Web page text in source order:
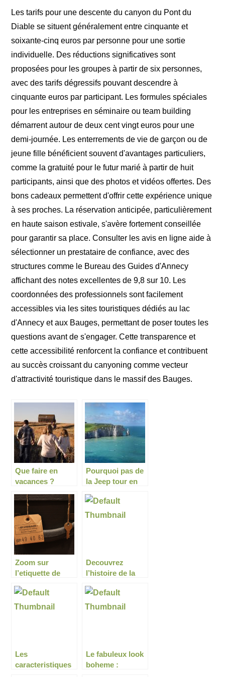
Les tarifs pour une descente du canyon du Pont du
Diable se situent généralement entre cinquante et
soixante-cinq euros par personne pour une sortie
individuelle. Des réductions significatives sont
proposées pour les groupes à partir de six personnes,
avec des tarifs dégressifs pouvant descendre à
cinquante euros par participant. Les formules spéciales
pour les entreprises en séminaire ou team building
démarrent autour de deux cent vingt euros pour une
demi-journée. Les enterrements de vie de garçon ou de
jeune fille bénéficient souvent d'avantages particuliers,
comme la gratuité pour le futur marié à partir de huit
participants, ainsi que des photos et vidéos offertes. Des
bons cadeaux permettent d'offrir cette expérience unique
à ses proches. La réservation anticipée, particulièrement
en haute saison estivale, s'avère fortement conseillée
pour garantir sa place. Consulter les avis en ligne aide à
sélectionner un prestataire de confiance, avec des
structures comme le Bureau des Guides d'Annecy
affichant des notes excellentes de 9,8 sur 10. Les
coordonnées des professionnels sont facilement
accessibles via les sites touristiques dédiés au lac
d'Annecy et aux Bauges, permettant de poser toutes les
questions avant de s'engager. Cette transparence et
cette accessibilité renforcent la confiance et contribuent
au succès croissant du canyoning comme vecteur
d'attractivité touristique dans le massif des Bauges.
Que faire en
vacances ?
Pourquoi pas de
la Jeep tour en
Zoom sur
l’etiquette de
connectee
Decouvrez
l’histoire de la
d’Ours
Les
caracteristiques
Le fabuleux look
boheme :